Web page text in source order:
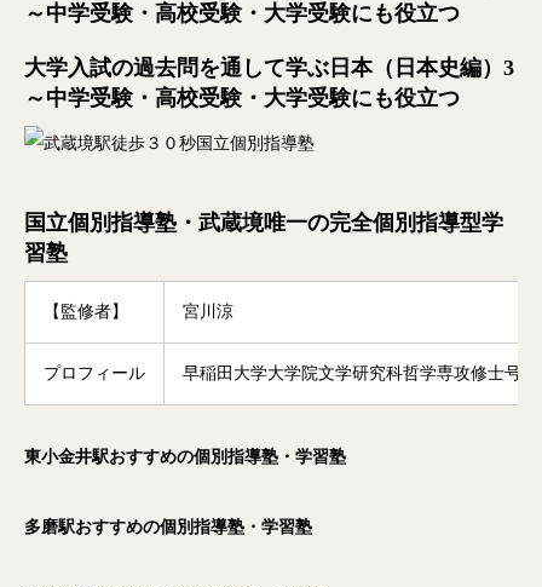
～中学受験・高校受験・大学受験にも役立つ
大学入試の過去問を通して学ぶ日本（日本史編）3
～中学受験・高校受験・大学受験にも役立つ
国立個別指導塾・武蔵境唯一の完全個別指導型学
習塾
【監修者】 宮川涼
プロフィール 早稲田大学大学院文学研究科哲学専攻修士号
東小金井駅おすすめの個別指導塾・学習塾
多磨駅おすすめの個別指導塾・学習塾